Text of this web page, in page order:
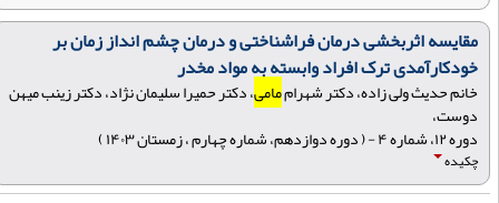
مقایسه اثربخشی درمان فراشناختی و درمان چشم انداز زمان بر
خودکارآمدی ترک افراد وابسته به مواد مخدر
خانم حدیث ولی زاده، دکتر شهراممامی، دکتر حمیرا سلیمان نژاد، دکتر زینب میهن
دوست،
دوره ۱۲، شماره ۴ - ( دوره دوازدهم، شماره چهارم ، زمستان ۱۴۰۳ )
چکیده